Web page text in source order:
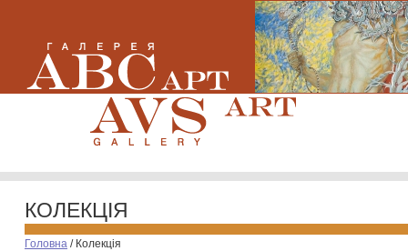
КОЛЕКЦІЯ
Головна / Колекція